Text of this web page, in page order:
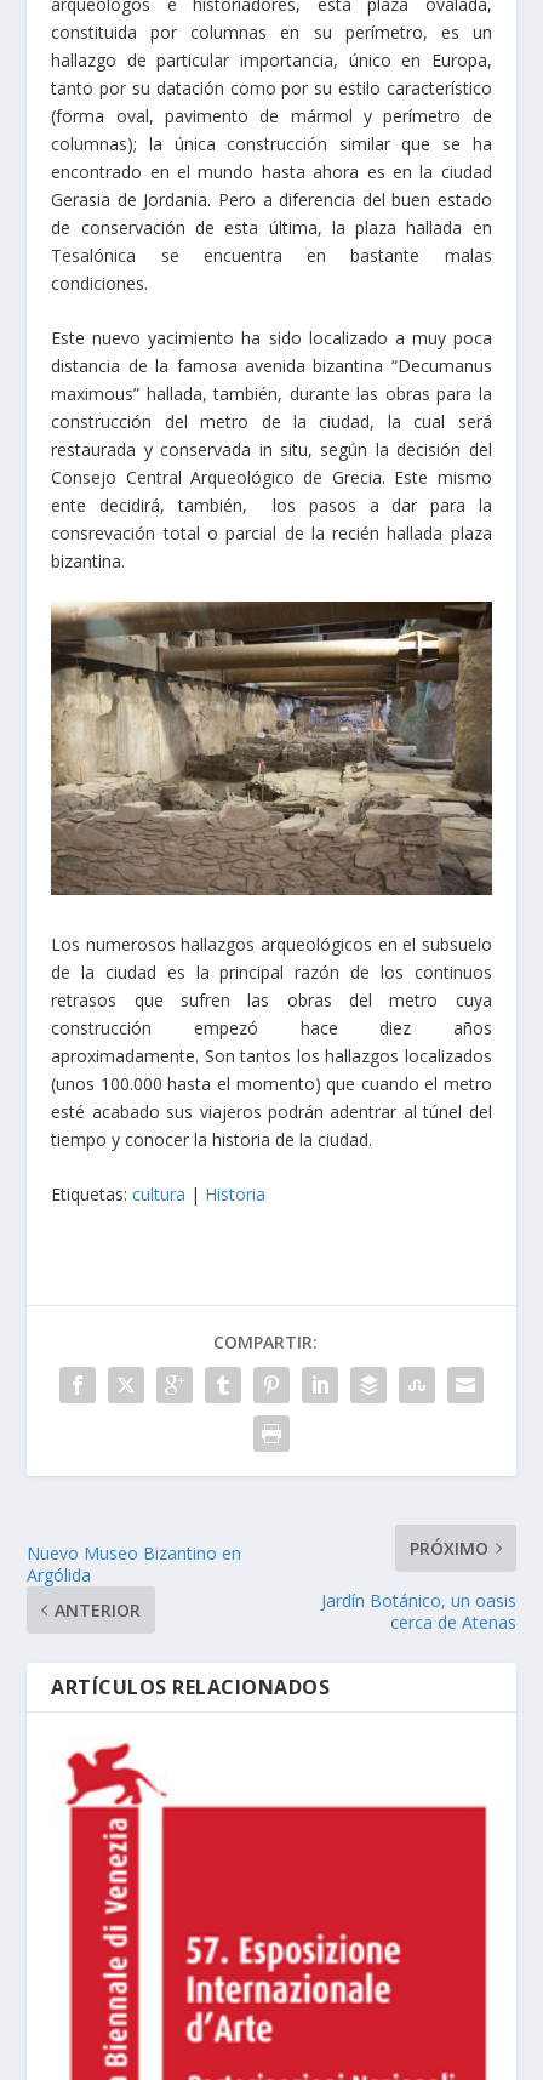
constituida por columnas en su perímetro, es un
hallazgo de particular importancia, único en Europa,
tanto por su datación como por su estilo característico
(forma oval, pavimento de mármol y perímetro de
columnas); la única construcción similar que se ha
encontrado en el mundo hasta ahora es en la ciudad
Gerasia de Jordania. Pero a diferencia del buen estado
de conservación de esta última, la plaza hallada en
Tesalónica se encuentra en bastante malas
condiciones.
Este nuevo yacimiento ha sido localizado a muy poca
distancia de la famosa avenida bizantina “Decumanus
maximous” hallada, también, durante las obras para la
construcción del metro de la ciudad, la cual será
restaurada y conservada in situ, según la decisión del
Consejo Central Arqueológico de Grecia. Este mismo
ente decidirá, también, los pasos a dar para la
consrevación total o parcial de la recién hallada plaza
bizantina.
Los numerosos hallazgos arqueológicos en el subsuelo
de la ciudad es la principal razón de los continuos
retrasos que sufren las obras del metro cuya
construcción empezó hace diez años
aproximadamente. Son tantos los hallazgos localizados
(unos 100.000 hasta el momento) que cuando el metro
esté acabado sus viajeros podrán adentrar al túnel del
tiempo y conocer la historia de la ciudad.
Etiquetas:cultura | Historia
COMPARTIR:
Nuevo Museo Bizantino en
Argólida
ANTERIOR
PRÓXIMO
Jardín Botánico, un oasis
cerca de Atenas
ARTÍCULOS RELACIONADOS